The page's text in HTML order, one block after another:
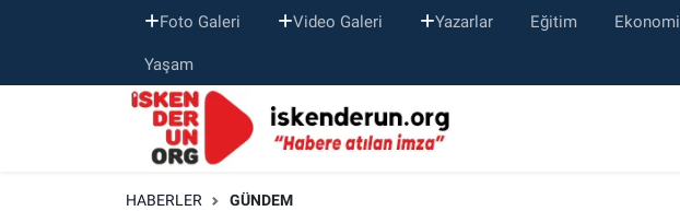
Foto Galeri Video Galeri Yazarlar Eğitim Ekonomi
Yaşam
HABERLER GÜNDEM